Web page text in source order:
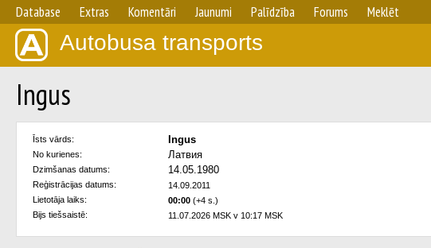
Database Extras Komentāri Jaunumi Palīdzība Forums Meklēt
Autobusa transports
Ingus
Īsts vārds: Ingus
No kurienes: Латвия
Dzimšanas datums: 14.05.1980
Reģistrācijas datums:
14.09.2011
Lietotāja laiks:
00:00 (+4 s.)
Bijs tiešsaistē:
11.07.2026 MSK v 10:17 MSK